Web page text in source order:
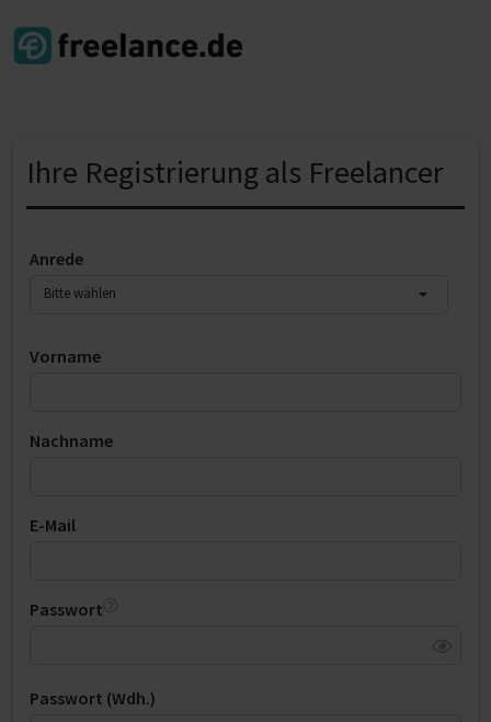
Ihre Registrierung als Freelancer
Anrede
Bitte wählen
Vorname
Nachname
E-Mail
Passwort
Passwort (Wdh.)